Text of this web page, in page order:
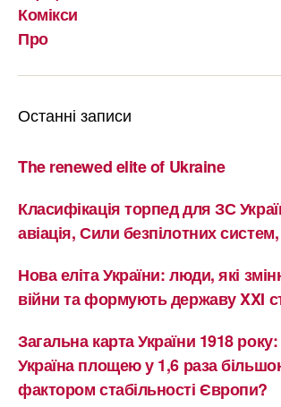
Комікси
Про
Останні записи
The renewed elite of Ukraine
Класифікація торпед для ЗС
авіація, Сили безпілотних систем,
Нова еліта України: люди, які
війни та формують державу XXI
Загальна карта України 1918
Україна площею у 1,6 раза
фактором стабільності Європи?